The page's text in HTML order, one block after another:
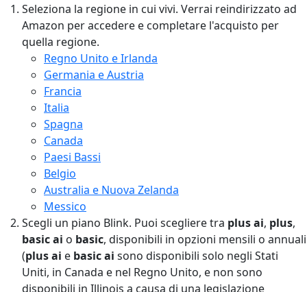
Seleziona la regione in cui vivi. Verrai reindirizzato ad
Amazon per accedere e completare l'acquisto per
quella regione.
Regno Unito e Irlanda
Germania e Austria
Francia
Italia
Spagna
Canada
Paesi Bassi
Belgio
Australia e Nuova Zelanda
Messico
Scegli un piano Blink. Puoi scegliere tra plus ai, plus,
basic ai o basic, disponibili in opzioni mensili o annuali
(plus ai e basic ai sono disponibili solo negli Stati
Uniti, in Canada e nel Regno Unito, e non sono
disponibili in Illinois a causa di una legislazione